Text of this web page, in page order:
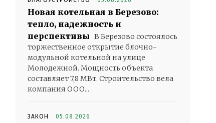
Новая котельная в Березово:
тепло, надежность и
перспективы В Березово состоялось
торжественное открытие блочно-
модульной котельной на улице
Молодежной. Мощность объекта
составляет 7,8 МВт. Строительство вела
компания ООО...
ЗАКОН 05.08.2026